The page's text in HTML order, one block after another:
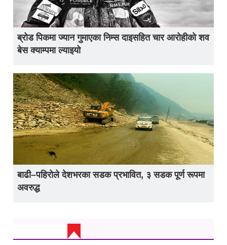
ब्रोड पिकमा ज्यान गुमाएका निम्स दाइसहित चार आरोहीको शव
बेस क्याम्पमा ल्याइयो
बाढी–पहिरोले देशभरका सडक प्रभावित, ३ सडक पूर्ण रूपमा
अवरुद्ध